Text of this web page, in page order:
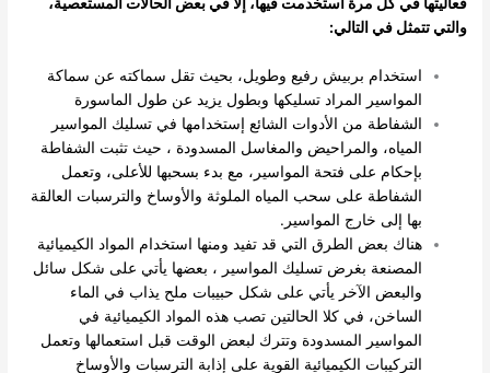
فعاليتها في كل مرة استخدمت فيها، إلا في بعض الحالات المستعصية،
والتي تتمثل في التالي:
استخدام بربيش رفيع وطويل، بحيث تقل سماكته عن سماكة
المواسير المراد تسليكها وبطول يزيد عن طول الماسورة
الشفاطة من الأدوات الشائع إستخدامها في تسليك المواسير
المياه، والمراحيض والمغاسل المسدودة ، حيث تثبت الشفاطة
بإحكام على فتحة المواسير، مع بدء بسحبها للأعلى، وتعمل
الشفاطة على سحب المياه الملوثة والأوساخ والترسبات العالقة
بها إلى خارج المواسير.
هناك بعض الطرق التي قد تفيد ومنها استخدام المواد الكيميائية
المصنعة بغرض تسليك المواسير ، بعضها يأتي على شكل سائل
والبعض الآخر يأتي على شكل حبيبات ملح يذاب في الماء
الساخن، في كلا الحالتين تصب هذه المواد الكيميائية في
المواسير المسدودة وتترك لبعض الوقت قبل استعمالها وتعمل
التركيبات الكيميائية القوية على إذابة الترسبات والأوساخ